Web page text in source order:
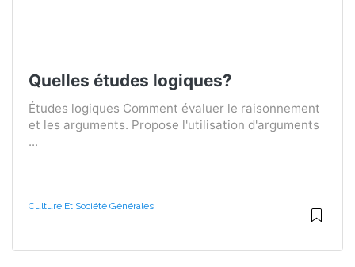
Quelles études logiques?
Études logiques Comment évaluer le raisonnement
et les arguments. Propose l'utilisation d'arguments
...
Culture Et Société Générales